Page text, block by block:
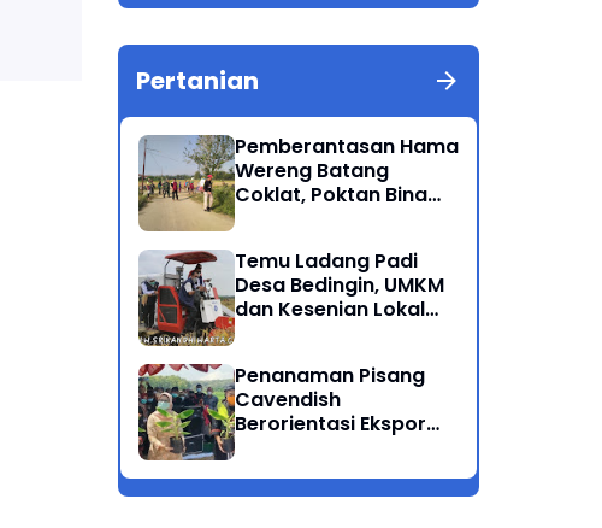
Berkualitas Ponorogo
Pertanian
Pemberantasan Hama
Wereng Batang
Coklat, Poktan Bina
Penyemprotan di
Kecamatan Kauman
Temu Ladang Padi
Desa Bedingin, UMKM
dan Kesenian Lokal
Penanaman Pisang
Cavendish
Berorientasi Ekspor